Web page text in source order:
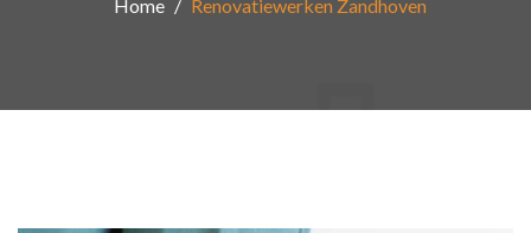
Home Renovatiewerken Zandhoven